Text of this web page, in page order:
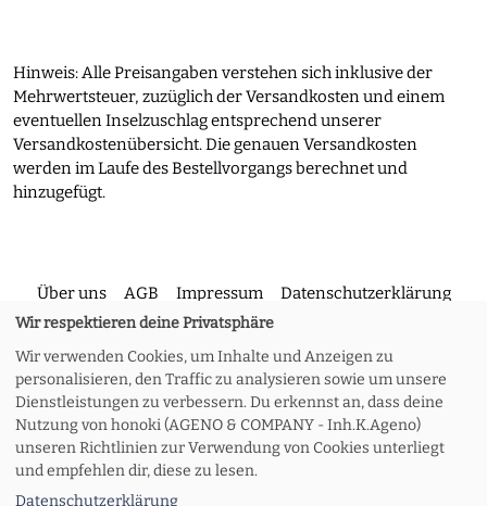
Hinweis: Alle Preisangaben verstehen sich inklusive der
Mehrwertsteuer, zuzüglich der Versandkosten und einem
eventuellen Inselzuschlag entsprechend unserer
Versandkostenübersicht. Die genauen Versandkosten
werden im Laufe des Bestellvorgangs berechnet und
hinzugefügt.
Über uns AGB Impressum Datenschutzerklärung
Kontakt Versand und Rückgabe Widerruf
Zahlungsoptionen Meine Bestellung
Wir respektieren deine Privatsphäre
Wir verwenden Cookies, um Inhalte und Anzeigen zu
personalisieren, den Traffic zu analysieren sowie um unsere
Dienstleistungen zu verbessern. Du erkennst an, dass deine
Nutzung von honoki (AGENO & COMPANY - Inh.K.Ageno)
unseren Richtlinien zur Verwendung von Cookies unterliegt
und empfehlen dir, diese zu lesen.
Datenschutzerklärung